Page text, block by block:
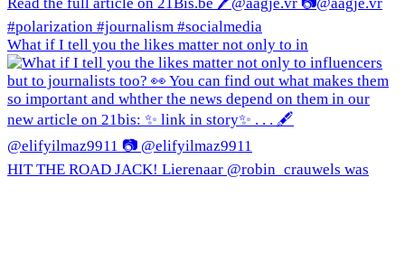
What if I tell you the likes matter not only to in
HIT THE ROAD JACK! Lierenaar @robin_crauwels was